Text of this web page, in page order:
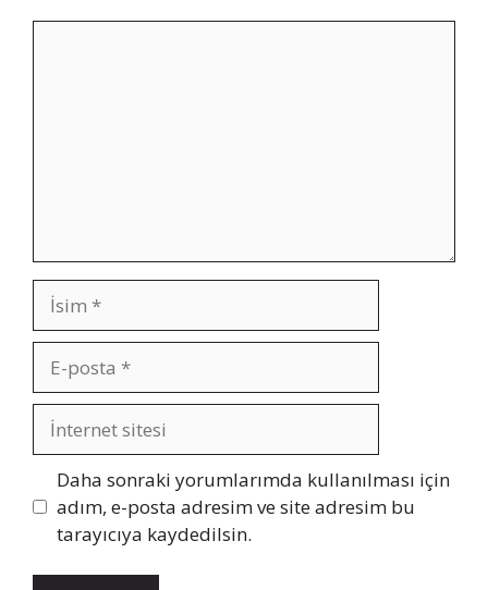
İsim
posta
İnternet
sitesi
Daha sonraki yorumlarımda kullanılması için
adım, e-posta adresim ve site adresim bu
tarayıcıya kaydedilsin.